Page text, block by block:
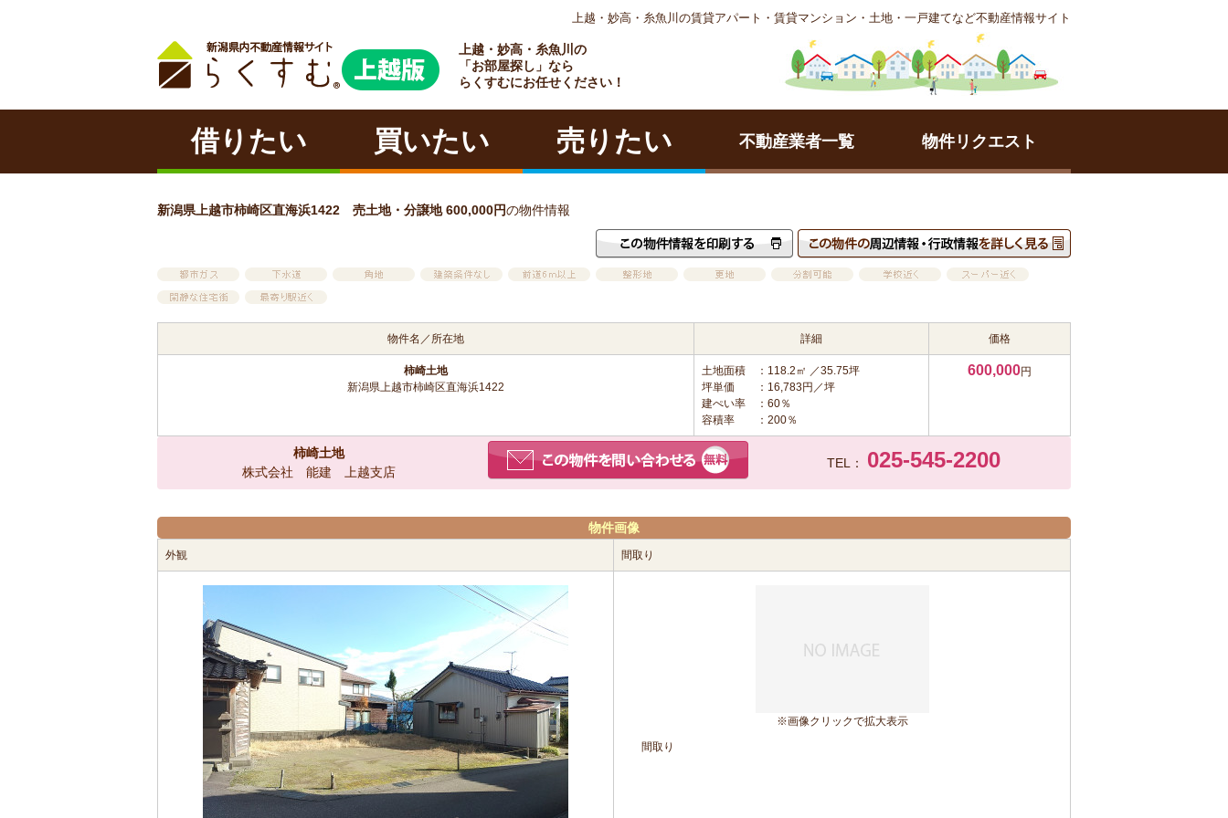
上越・妙高・糸魚川の賃貸アパート・賃貸マンション・土地・一戸建てなど不動産情報サイト
ラクチン
上越・妙高・糸魚川の
「お部屋探し」なら
らくすむにお任せください！
借りたい 買いたい 売りたい 不動産業者一覧 物件リクエスト
新潟県上越市柿崎区直海浜1422 売土地・分譲地 600,000円の物件情報
物件名／所在地 詳細 価格
柿崎土地
新潟県上越市柿崎区直海浜1422
土地面積
：118.2㎡ ／35.75坪
坪単価
：16,783円／坪
建ぺい率
：60％
容積率
：200％
600,000円
柿崎土地
株式会社 能建 上越支店
TEL： 025-545-2200
物件画像
外観 間取り
※画像クリックで拡大表示
間取り